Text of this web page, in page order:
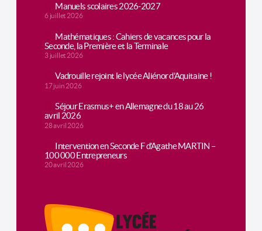
Manuels scolaires 2026-2027
6 juillet 2026
Mathématiques : Cahiers de vacances pour la
Seconde, la Première et la Terminale
3 juillet 2026
Vadrouille rejoint le lycée Aliénor d’Aquitaine !
17 juin 2026
Séjour Erasmus+ en Allemagne du 18 au 26
avril 2026
28 avril 2026
Intervention en Seconde F d’Agathe MARTIN –
100 000 Entrepreneurs
20 avril 2026